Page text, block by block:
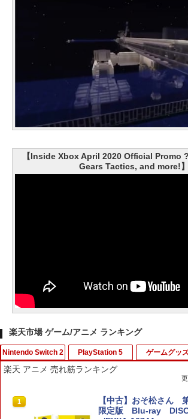
【Inside Xbox April 2020 Official Promo
Gears Tactics, and more!】
楽天市場 ゲーム/アニメ ランキング
Nintendo Switch 2
1
ホリ ワイヤレスホリ
Nintendo Switch 2 ル
PlayStation 5
1
シティーズ：スカイラ
ジャパン・スペシャル
ゲームグッ
1
PS Vita 2000 アナログ
イドパッド修理用基
楽天 アニメ 売れ筋ランキング
1
【中古】おそ松さん
限定版 Blu-ray